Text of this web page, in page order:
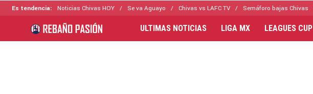
Es tendencia: Noticias Chivas HOY Se va Aguayo Chivas vs LAFC TV Semáforo bajas Chivas
ULTIMAS NOTICIAS LIGA MX LEAGUES CUP